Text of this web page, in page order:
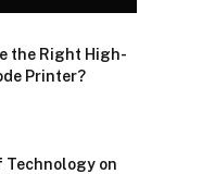
the Right High-
Printer?
Technology on